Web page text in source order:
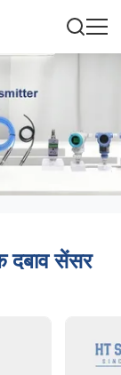
दबाव सेंसर